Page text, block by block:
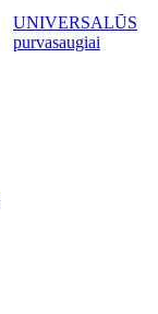
UNIVERSALŪS
purvasaugiai